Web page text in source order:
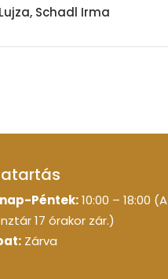
Schadl Irma
Péntek:10:00 – 18:00 (A
17 órakor zár.)
Zárva